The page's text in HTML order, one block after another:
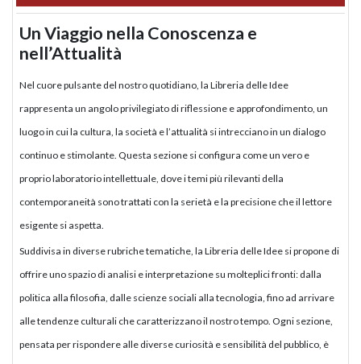
Un Viaggio nella Conoscenza e
nell’Attualità
Nel cuore pulsante del nostro quotidiano, la Libreria delle Idee
rappresenta un angolo privilegiato di riflessione e approfondimento, un
luogo in cui la cultura, la società e l’attualità si intrecciano in un dialogo
continuo e stimolante. Questa sezione si configura come un vero e
proprio laboratorio intellettuale, dove i temi più rilevanti della
contemporaneità sono trattati con la serietà e la precisione che il lettore
esigente si aspetta.
Suddivisa in diverse rubriche tematiche, la Libreria delle Idee si propone di
offrire uno spazio di analisi e interpretazione su molteplici fronti: dalla
politica alla filosofia, dalle scienze sociali alla tecnologia, fino ad arrivare
alle tendenze culturali che caratterizzano il nostro tempo. Ogni sezione,
pensata per rispondere alle diverse curiosità e sensibilità del pubblico, è